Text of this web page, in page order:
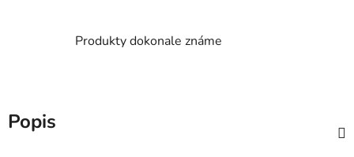
Produkty dokonale známe
Popis